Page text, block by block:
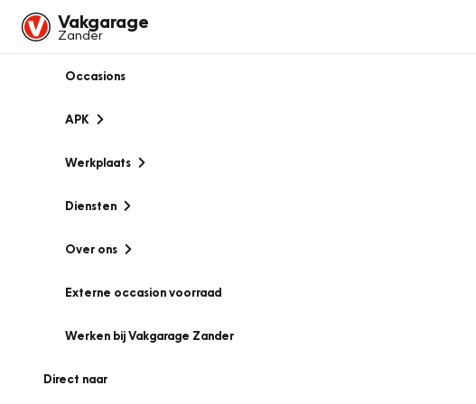
Vakgarage
Zander
Occasions
APK
Werkplaats
Diensten
Over ons
Externe occasion voorraad
Werken bij Vakgarage Zander
Direct naar